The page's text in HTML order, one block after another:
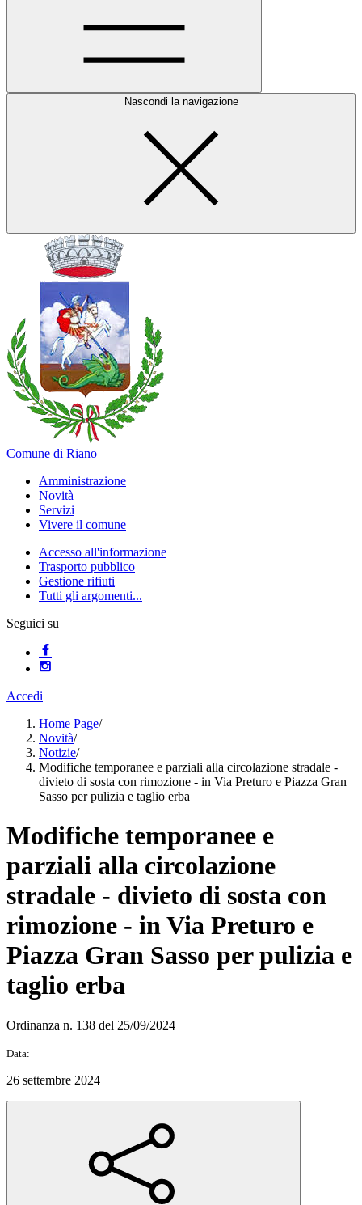
Nascondi la navigazione
Comune di Riano
Amministrazione
Novità
Servizi
Vivere il comune
Accesso all'informazione
Trasporto pubblico
Gestione rifiuti
Tutti gli argomenti...
Seguici su
Accedi
Home Page/
Novità/
Notizie/
Modifiche temporanee e parziali alla circolazione stradale -
divieto di sosta con rimozione - in Via Preturo e Piazza Gran
Sasso per pulizia e taglio erba
Modifiche temporanee e
parziali alla circolazione
stradale - divieto di sosta con
rimozione - in Via Preturo e
Piazza Gran Sasso per pulizia e
taglio erba
Ordinanza n. 138 del 25/09/2024
Data:
26 settembre 2024